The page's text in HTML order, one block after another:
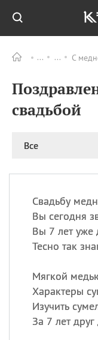
С
свадьбой
Все
Свадьбу
Вы сегодня
Вы 7 лет уже
Тесно так
Мягкой
Характеры
Изучить
За 7 лет друг